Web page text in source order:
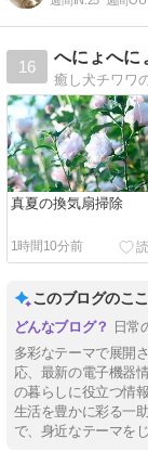
16
へにょへに
真夏の換気扇掃除
1時間10分前
このブログのこ
日常
多彩なテーマで展開
応、最新の電子機器
の暮らしに役立つ情
生活を豊かに彩る一
で、身近なテーマを